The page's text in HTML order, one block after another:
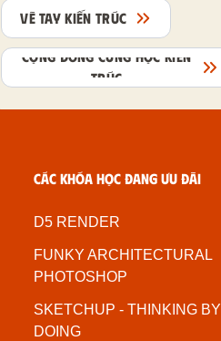
VẼ TAY KIẾN TRÚC
CỘNG ĐỒNG CÙNG HỌC KIẾN
TRÚC
Các khóa học đang ưu đãi
D5 RENDER
FUNKY ARCHITECTURAL
PHOTOSHOP
SKETCHUP - THINKING BY
DOING